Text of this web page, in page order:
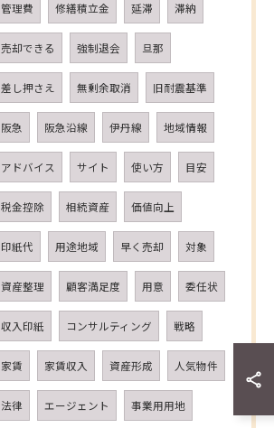
管理費 修繕積立金 延滞 滞納
売却できる 強制退会 旦那
差し押さえ 無剰余取消 旧耐震基準
阪急 阪急沿線 伊丹線 地域情報
アドバイス サイト 使い方 目安
税金控除 相続資産 価値向上
印紙代 用途地域 早く売却 対象
資産整理 顧客満足度 用意 委任状
収入印紙 コンサルティング 戦略
家賃 家賃収入 資産形成 人気物件
法律 エージェント 事業用用地